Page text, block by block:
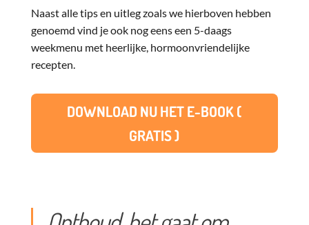
Naast alle tips en uitleg zoals we hierboven hebben
genoemd vind je ook nog eens een 5-daags
weekmenu met heerlijke, hormoonvriendelijke
recepten.
DOWNLOAD NU HET E-BOOK (
GRATIS )